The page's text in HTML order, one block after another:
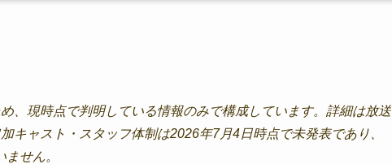
、現時点で判明している情報のみで構成しています。詳細は放送
キャスト・スタッフ体制は2026年7月4日時点で未発表であり、
せん。